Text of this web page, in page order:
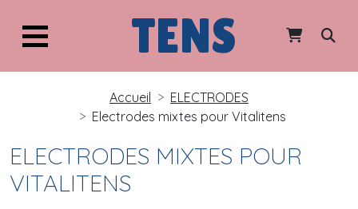
TENS
Accueil
ELECTRODES
Electrodes mixtes pour Vitalitens
ELECTRODES MIXTES POUR
VITALITENS